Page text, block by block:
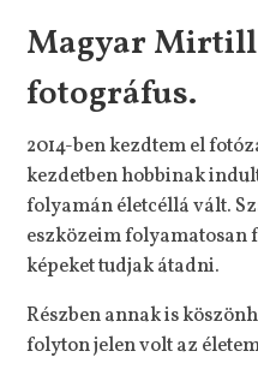
Magyar Mirtill
fotográfus.
2014-ben kezdtem el
kezdetben hobbinak
folyamán életcéllá vált.
eszközeim folyamatosan
képeket tudjak átadni.
Részben annak is
folyton jelen volt az